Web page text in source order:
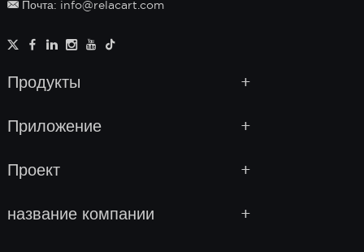
Почта: info@relacart.com
Продукты
Приложение
Проект
название компании